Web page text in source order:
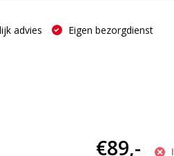
advies Eigen bezorgdienst
€89,-